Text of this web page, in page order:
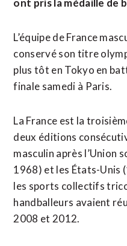
ont pris la médaille de
L’équipe de France
conservé son titre
plus tôt en Tokyo en
finale samedi à Paris.
La France est la
deux éditions
masculin après l’Union
1968) et les États-Unis
les sports collectifs
handballeurs avaient
2008 et 2012.